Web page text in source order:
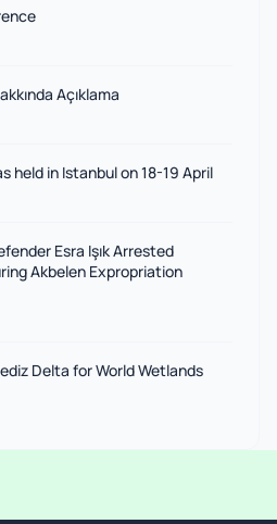
Açıklama
held in Istanbul on 18-19 April
Esra Işık Arrested
Akbelen Expropriation
Delta for World Wetlands